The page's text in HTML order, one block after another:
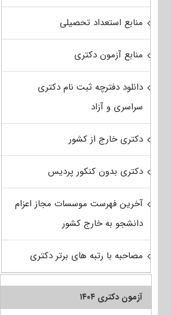
منابع استعداد تحصیلی
منابع آزمون دکتری
دانلود دفترچه ثبت نام دکتری
سراسری و آزاد
دکتری خارج از کشور
دکتری بدون کنکور پردیس
آخرین فهرست موسسات مجاز اعزام
دانشجو به خارج کشور
مصاحبه با رتبه های برتر دکتری
آزمون دکتری ۱۴۰۴